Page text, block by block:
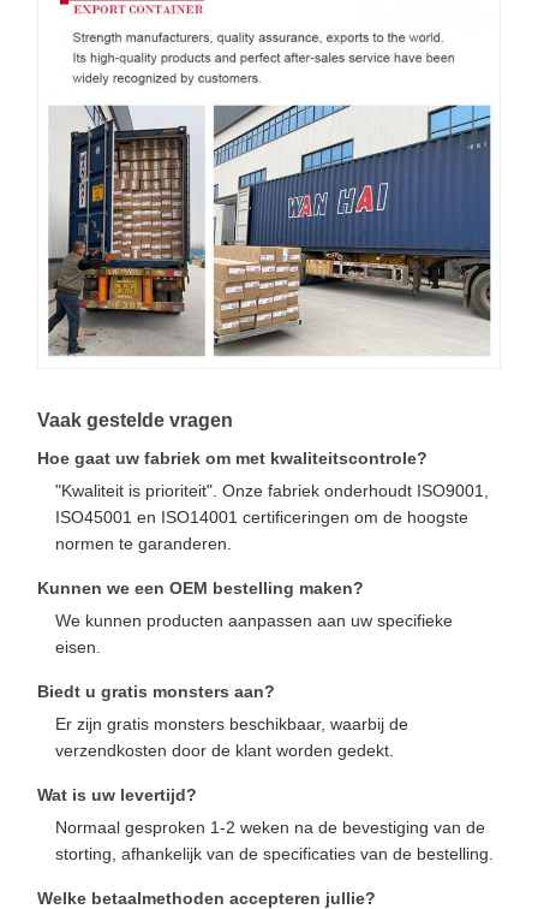
Vaak gestelde vragen
Hoe gaat uw fabriek om met kwaliteitscontrole?
"Kwaliteit is prioriteit". Onze fabriek onderhoudt ISO9001,
ISO45001 en ISO14001 certificeringen om de hoogste
normen te garanderen.
Kunnen we een OEM bestelling maken?
We kunnen producten aanpassen aan uw specifieke
eisen.
Biedt u gratis monsters aan?
Er zijn gratis monsters beschikbaar, waarbij de
verzendkosten door de klant worden gedekt.
Wat is uw levertijd?
Normaal gesproken 1-2 weken na de bevestiging van de
storting, afhankelijk van de specificaties van de bestelling.
Welke betaalmethoden accepteren jullie?